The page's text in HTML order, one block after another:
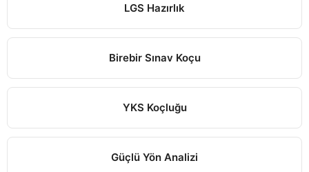
LGS Hazırlık
Birebir Sınav Koçu
YKS Koçluğu
Güçlü Yön Analizi